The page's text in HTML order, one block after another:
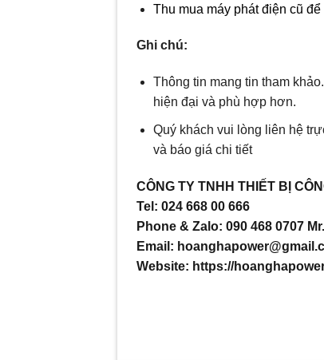
Thu mua máy phát điện cũ
Ghi chú:
Thông tin mang tin tham
hiện đại và phù hợp hơn.
Quý khách vui lòng liên hệ
và báo giá chi tiết
CÔNG TY TNHH THIẾT BỊ
Tel: 024 668 00 666
Phone & Zalo: 090 468 0707
Email:
Website: https://